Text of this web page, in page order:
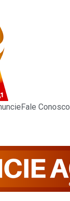
Fale Conosco